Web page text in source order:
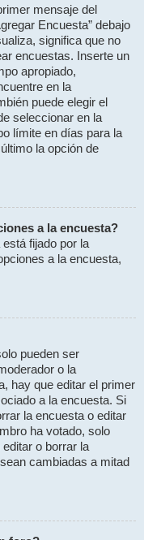
mensaje del
Encuesta” debajo
significa que no
encuestas. Inserte un
apropiado,
en la
puede elegir el
seleccionar en la
límite en días para la
la opción de
a la encuesta?
fijado por la
a la encuesta,
pueden ser
o la
hay que editar el primer
a la encuesta. Si
la encuesta o editar
ha votado, solo
o borrar la
cambiadas a mitad